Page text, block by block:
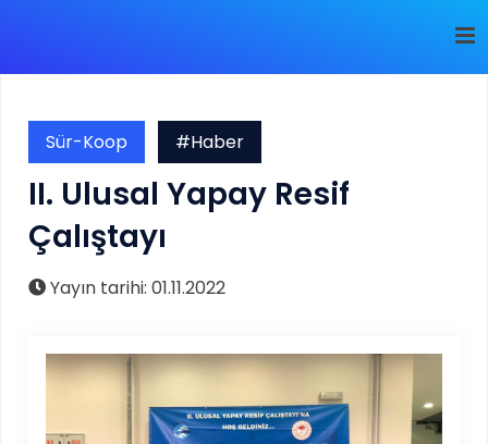
Sür-Koop #Haber
II. Ulusal Yapay Resif
Çalıştayı
Yayın tarihi: 01.11.2022